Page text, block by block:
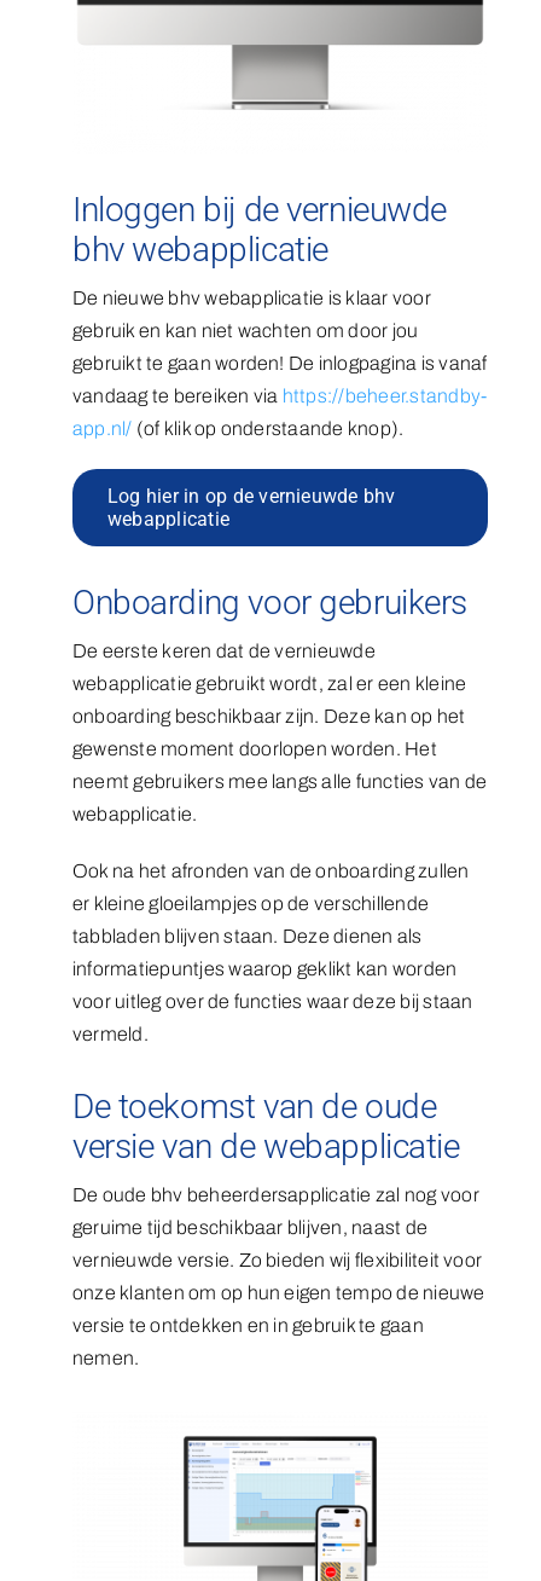
Inloggen bij de vernieuwde
bhv webapplicatie
De nieuwe bhv webapplicatie is klaar voor
gebruik en kan niet wachten om door jou
gebruikt te gaan worden! De inlogpagina is vanaf
vandaag te bereiken via https://beheer.standby-
app.nl/ (of klik op onderstaande knop).
Log hier in op de vernieuwde bhv
webapplicatie
Onboarding voor gebruikers
De eerste keren dat de vernieuwde
webapplicatie gebruikt wordt, zal er een kleine
onboarding beschikbaar zijn. Deze kan op het
gewenste moment doorlopen worden. Het
neemt gebruikers mee langs alle functies van de
webapplicatie.
Ook na het afronden van de onboarding zullen
er kleine gloeilampjes op de verschillende
tabbladen blijven staan. Deze dienen als
informatiepuntjes waarop geklikt kan worden
voor uitleg over de functies waar deze bij staan
vermeld.
De toekomst van de oude
versie van de webapplicatie
De oude bhv beheerdersapplicatie zal nog voor
geruime tijd beschikbaar blijven, naast de
vernieuwde versie. Zo bieden wij flexibiliteit voor
onze klanten om op hun eigen tempo de nieuwe
versie te ontdekken en in gebruik te gaan
nemen.